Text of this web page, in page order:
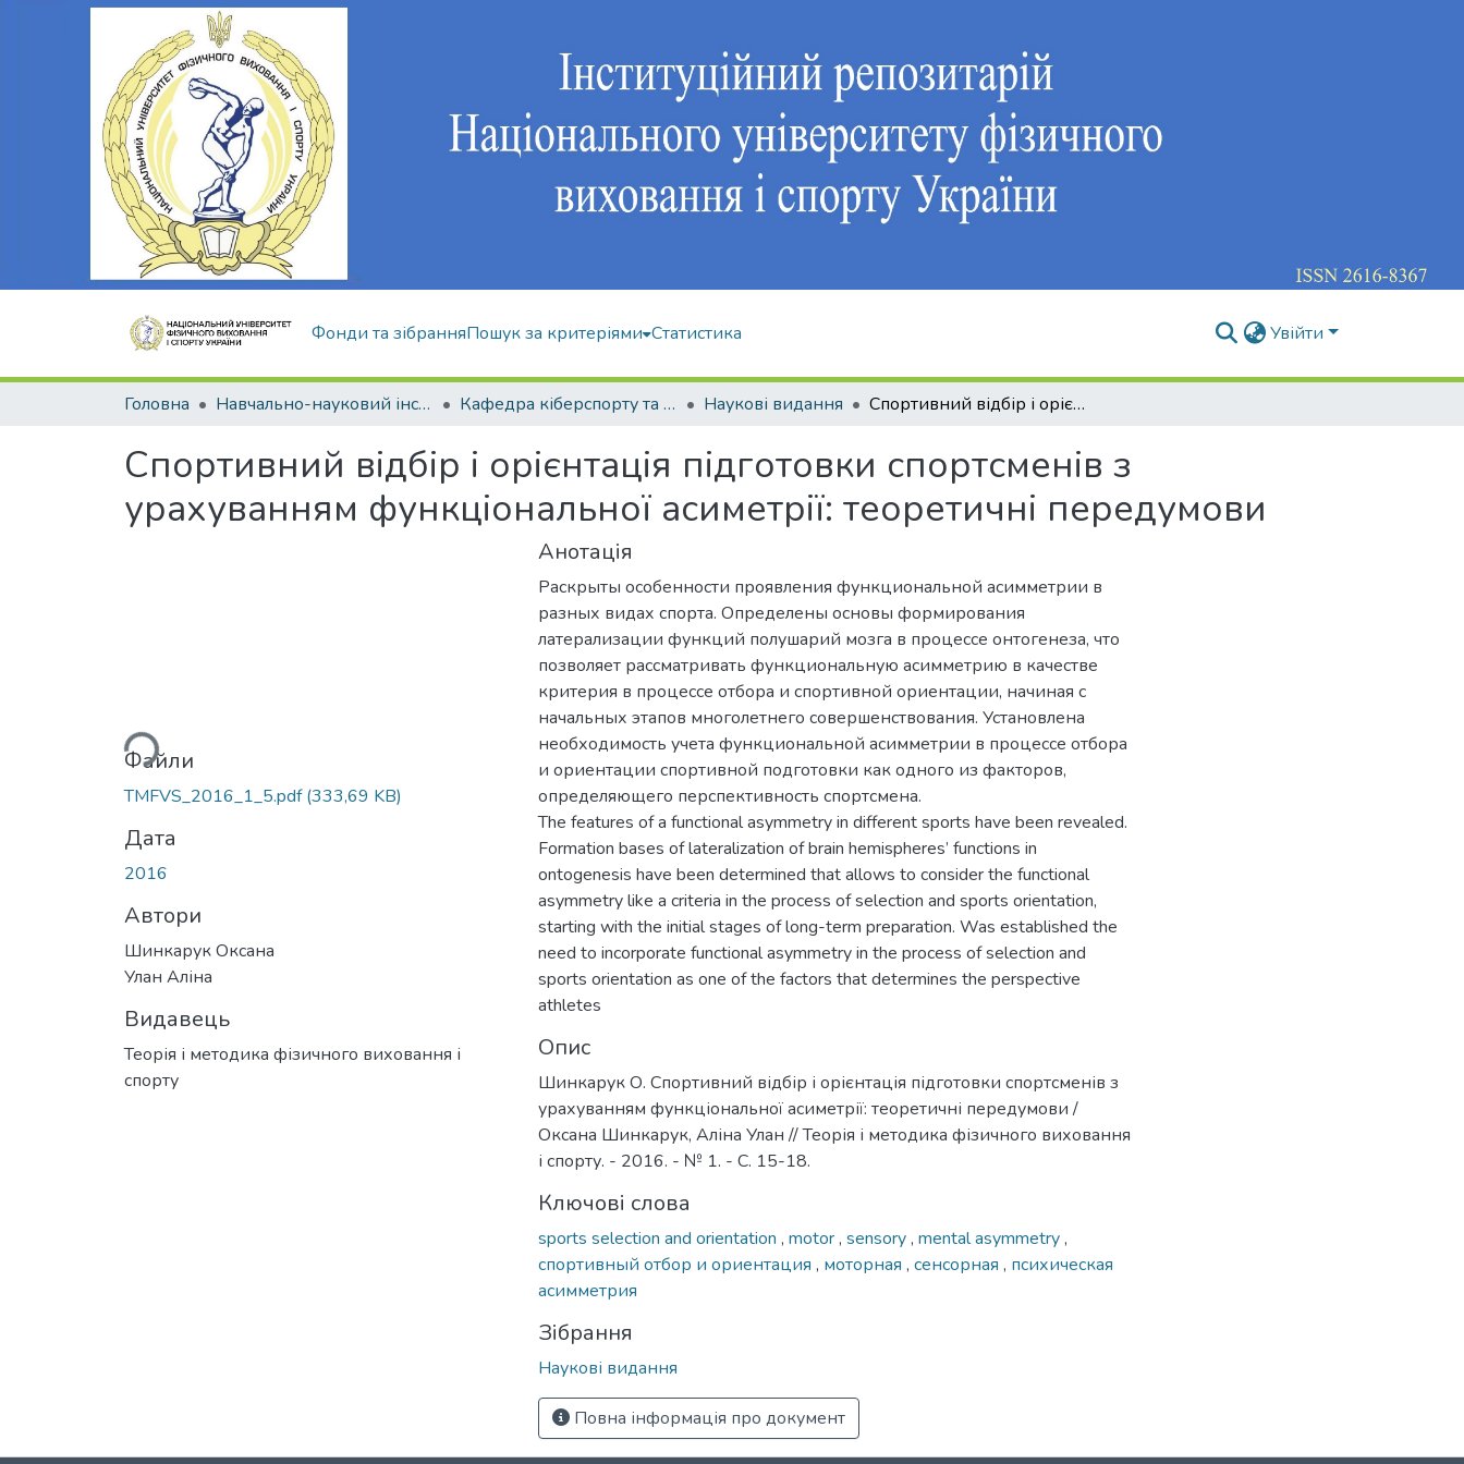
Фонди та зібранняПошук за критеріями Статистика Увійти
Головна Навчально-науковий інститут здоров'я, реабілітації та фізичного виховання Кафедра кіберспорту та інформаційних технологій Наукові видання Спортивний відбір і орієнтація підготовки спортсменів з урахуванням функціональної асиметрії: теоретичні передумови
Спортивний відбір і орієнтація підготовки спортсменів з
урахуванням функціональної асиметрії: теоретичні передумови
Вантажиться...
Файли
TMFVS_2016_1_5.pdf(333,69 KB)
Дата
2016
Автори
Шинкарук Оксана
Улан Аліна
Видавець
Теорія і методика фізичного виховання і
спорту
Анотація
Раскрыты особенности проявления функциональной асимметрии в
разных видах спорта. Определены основы формирования
латерализации функций полушарий мозга в процессе онтогенеза, что
позволяет рассматривать функциональную асимметрию в качестве
критерия в процессе отбора и спортивной ориентации, начиная с
начальных этапов многолетнего совершенствования. Установлена
необходимость учета функциональной асимметрии в процессе отбора
и ориентации спортивной подготовки как одного из факторов,
определяющего перспективность спортсмена.
The features of a functional asymmetry in different sports have been revealed.
Formation bases of lateralization of brain hemispheres’ functions in
ontogenesis have been determined that allows to consider the functional
asymmetry like a criteria in the process of selection and sports orientation,
starting with the initial stages of long-term preparation. Was established the
need to incorporate functional asymmetry in the process of selection and
sports orientation as one of the factors that determines the perspective
athletes
Опис
Шинкарук О. Спортивний відбір і орієнтація підготовки спортсменів з
урахуванням функціональної асиметрії: теоретичні передумови /
Оксана Шинкарук, Аліна Улан // Теорія і методика фізичного виховання
і спорту. - 2016. - № 1. - С. 15-18.
Ключові слова
sports selection and orientation , motor, sensory, mental asymmetry,
спортивный отбор и ориентация , моторная , сенсорная , психическая
асимметрия
Зібрання
Наукові видання
Повна інформація про документ